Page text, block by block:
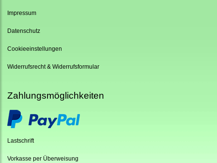
Impressum
Datenschutz
Cookieeinstellungen
Widerrufsrecht & Widerrufsformular
Zahlungsmöglichkeiten
Lastschrift
Vorkasse per Überweisung